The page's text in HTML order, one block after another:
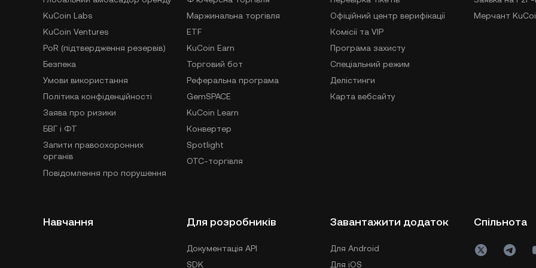
KuCoin Labs
KuCoin Ventures
PoR (підтвердження резервів)
Безпека
Умови використання
Політика конфіденційності
Заява про ризики
БВГ і ФТ
Запити правоохоронних
органів
Повідомлення про порушення
Маржинальна торгівля
ETF
KuCoin Earn
Торговий бот
Реферальна програма
GemSPACE
KuCoin Learn
Конвертер
Spotlight
OTC-торгівля
Офіційний центр верифікації
Комісії та VIP
Програма захисту
Спеціальний режим
Делістинги
Карта вебсайту
Мерчант
Навчання Для розробників
Документація API
SDK
Завантажити додаток
Для Android
Для iOS
Спільнота